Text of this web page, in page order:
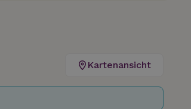
Kartenansicht